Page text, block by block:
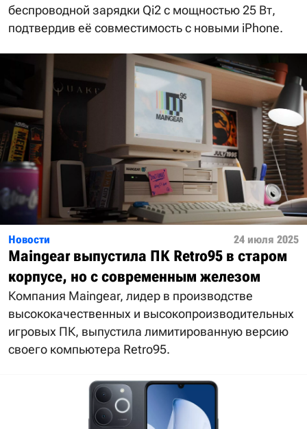
беспроводной зарядки Qi2 с мощностью 25 Вт,
подтвердив её совместимость с новыми iPhone.
Новости 24 июля 2025
Maingear выпустила ПК Retro95 в старом
корпусе, но с современным железом
Компания Maingear, лидер в производстве
высококачественных и высокопроизводительных
игровых ПК, выпустила лимитированную версию
своего компьютера Retro95.